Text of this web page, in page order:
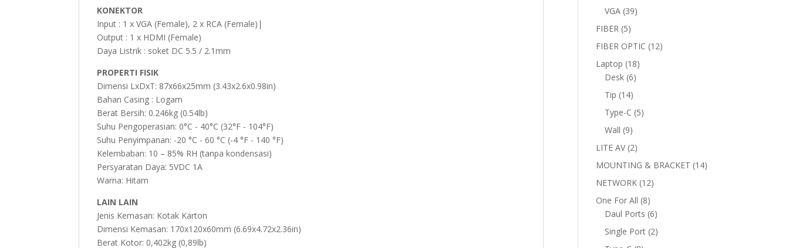
KONEKTOR
Input : 1 x VGA (Female), 2 x RCA (Female)|
Output : 1 x HDMI (Female)
Daya Listrik : soket DC 5.5 / 2.1mm
PROPERTI FISIK
Dimensi LxDxT: 87x66x25mm (3.43x2.6x0.98in)
Bahan Casing : Logam
Berat Bersih: 0.246kg (0.54lb)
Suhu Pengoperasian: 0°C - 40°C (32°F - 104°F)
Suhu Penyimpanan: -20 °C - 60 °C (-4 °F - 140 °F)
Kelembaban: 10 – 85% RH (tanpa kondensasi)
Persyaratan Daya: 5VDC 1A
Warna: Hitam
LAIN LAIN
Jenis Kemasan: Kotak Karton
Dimensi Kemasan: 170x120x60mm (6.69x4.72x2.36in)
Berat Kotor: 0,402kg (0,89lb)
VGA 3939
FIBER 55
products
FIBER OPTIC 1212
Laptop 1818
Desk 66
Tip 1414
products
Type-C 55
Wall 99
products
LITE AV 22
products
MOUNTING & BRACKET 1414
NETWORK 1212
One For All 88
products
Daul Ports 66
products
Single Port 22